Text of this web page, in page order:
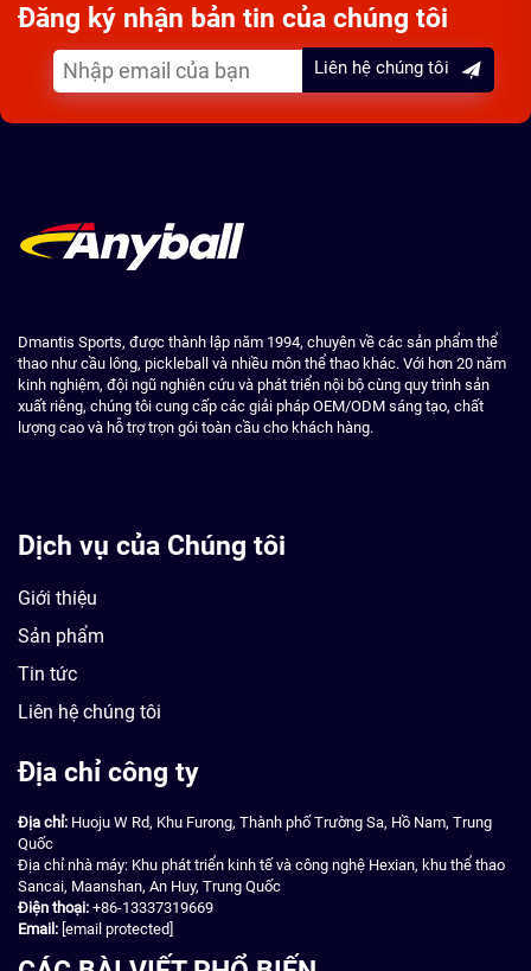
Đăng ký nhận bản tin của chúng tôi
Liên hệ chúng tôi
Dmantis Sports, được thành lập năm 1994, chuyên về các sản phẩm thể
thao như cầu lông, pickleball và nhiều môn thể thao khác. Với hơn 20 năm
kinh nghiệm, đội ngũ nghiên cứu và phát triển nội bộ cùng quy trình sản
xuất riêng, chúng tôi cung cấp các giải pháp OEM/ODM sáng tạo, chất
lượng cao và hỗ trợ trọn gói toàn cầu cho khách hàng.
Dịch vụ của Chúng tôi
Giới thiệu
Sản phẩm
Tin tức
Liên hệ chúng tôi
Địa chỉ công ty
Địa chỉ: Huoju W Rd, Khu Furong, Thành phố Trường Sa, Hồ Nam, Trung
Quốc
Địa chỉ nhà máy: Khu phát triển kinh tế và công nghệ Hexian, khu thể thao
Sancai, Maanshan, An Huy, Trung Quốc
Điện thoại: +86-13337319669
Email: [email protected]